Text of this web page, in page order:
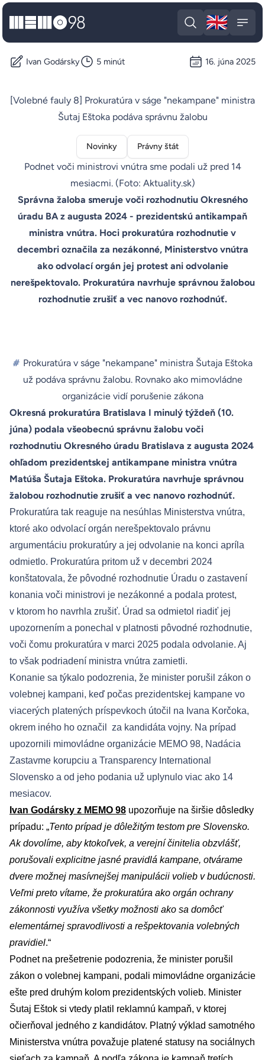
MEMO98
Open search
🇬🇧
Ivan Godársky 5 minút 16. júna 2025
[Volebné fauly 8] Prokuratúra v ságe "nekampane" ministra
Šutaj Eštoka podáva správnu žalobu
Novinky Právny štát
Podnet voči ministrovi vnútra sme podali už pred 14
mesiacmi. (Foto: Aktuality.sk)
Správna žaloba smeruje voči rozhodnutiu Okresného
úradu BA z augusta 2024 - prezidentskú antikampaň
ministra vnútra. Hoci prokuratúra rozhodnutie v
decembri označila za nezákonné, Ministerstvo vnútra
ako odvolací orgán jej protest ani odvolanie
nerešpektovalo. Prokuratúra navrhuje správnou žalobou
rozhodnutie zrušiť a vec nanovo rozhodnúť.
# Prokuratúra v ságe "nekampane" ministra Šutaja Eštoka
už podáva správnu žalobu. Rovnako ako mimovládne
organizácie vidí porušenie zákona
Okresná prokuratúra Bratislava I minulý týždeň (10.
júna) podala všeobecnú správnu žalobu voči
rozhodnutiu Okresného úradu Bratislava z augusta 2024
ohľadom prezidentskej antikampane ministra vnútra
Matúša Šutaja Eštoka. Prokuratúra navrhuje správnou
žalobou rozhodnutie zrušiť a vec nanovo rozhodnúť.
Prokuratúra tak reaguje na nesúhlas Ministerstva vnútra,
ktoré ako odvolací orgán nerešpektovalo právnu
argumentáciu prokuratúry a jej odvolanie na konci apríla
odmietlo. Prokuratúra pritom už v decembri 2024
konštatovala, že pôvodné rozhodnutie Úradu o zastavení
konania voči ministrovi je nezákonné a podala protest,
v ktorom ho navrhla zrušiť. Úrad sa odmietol riadiť jej
upozornením a ponechal v platnosti pôvodné rozhodnutie,
voči čomu prokuratúra v marci 2025 podala odvolanie. Aj
to však podriadení ministra vnútra zamietli.
Konanie sa týkalo podozrenia, že minister porušil zákon o
volebnej kampani, keď počas prezidentskej kampane vo
viacerých platených príspevkoch útočil na Ivana Korčoka,
okrem iného ho označil za kandidáta vojny. Na prípad
upozornili mimovládne organizácie MEMO 98, Nadácia
Zastavme korupciu a Transparency International
Slovensko a od jeho podania už uplynulo viac ako 14
mesiacov.
Ivan Godársky z MEMO 98 upozorňuje na širšie dôsledky
prípadu: „Tento prípad je dôležitým testom pre Slovensko.
Ak dovolíme, aby ktokoľvek, a verejní činitelia obzvlášť,
porušovali explicitne jasné pravidlá kampane, otvárame
dvere možnej masívnejšej manipulácii volieb v budúcnosti.
Veľmi preto vítame, že prokuratúra ako orgán ochrany
zákonnosti využíva všetky možnosti ako sa domôcť
elementárnej spravodlivosti a rešpektovania volebných
pravidiel.“
Podnet na prešetrenie podozrenia, že minister porušil
zákon o volebnej kampani, podali mimovládne organizácie
ešte pred druhým kolom prezidentských volieb. Minister
Šutaj Eštok si vtedy platil reklamnú kampaň, v ktorej
očierňoval jedného z kandidátov. Platný výklad samotného
Ministerstva vnútra považuje platené statusy na sociálnych